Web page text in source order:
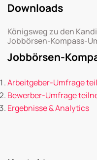
Downloads
Königsweg zu den
Jobbörsen-Kompass-
Jobbörsen-
Arbeitgeber-Umfrage
Bewerber-Umfrage
Ergebnisse & Analytics